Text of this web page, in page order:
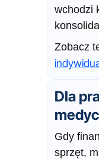
wchodzi
Zobacz
Dla
Gdy
sprzęt,